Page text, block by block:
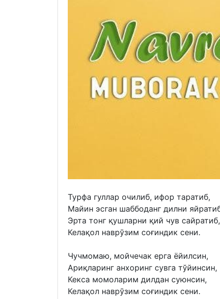
Турфа гуллар очилиб, ифор таратиб,
Майин эсган шаббоданг дилни
Эрта тонг қушларни қий чув сайратиб,
Келақол наврўзим соғиндик сени.
Чучмомаю, мойчечак ерга ёйилсин,
Aриқларинг анхоринг сувга тўйинсин,
Кекса момоларим дилдан суюнсин,
Келақол наврўзим соғиндик сени.